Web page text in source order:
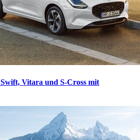
Swift, Vitara und S-Cross mit